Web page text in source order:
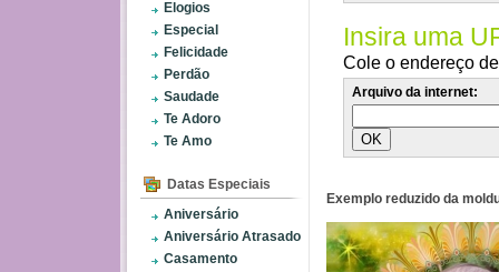
Elogios
Especial
Felicidade
Perdão
Saudade
Te Adoro
Te Amo
Datas Especiais
Aniversário
Aniversário Atrasado
Casamento
Insira uma
Cole o endereço
Arquivo da internet:
Exemplo reduzido da